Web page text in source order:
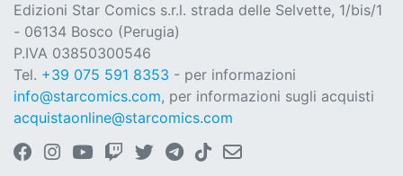
Edizioni Star Comics s.r.l. strada delle Selvette, 1/bis/1
- 06134 Bosco (Perugia)
P.IVA 03850300546
Tel. +39 075 591 8353 - per informazioni
info@starcomics.com, per informazioni sugli acquisti
acquistaonline@starcomics.com